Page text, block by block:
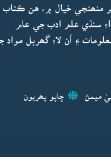
منھنجي خيال ۾، هن ڪتاب
سنڌي علم ادب جي عام
۽ اُن لاءِ گھربل مواد
ميمڻ ڇاپو پھريون